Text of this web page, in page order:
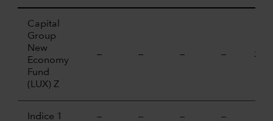
Capital
Group
New
Economy
Fund
(LUX) Z
— — — —
Indice 1 — — — —